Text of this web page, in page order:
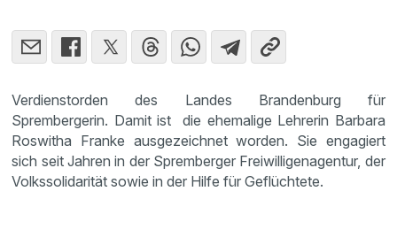
Verdienstorden des Landes Brandenburg für
Sprembergerin. Damit ist die ehemalige Lehrerin Barbara
Roswitha Franke ausgezeichnet worden. Sie engagiert
sich seit Jahren in der Spremberger Freiwilligenagentur, der
Volkssolidarität sowie in der Hilfe für Geflüchtete.